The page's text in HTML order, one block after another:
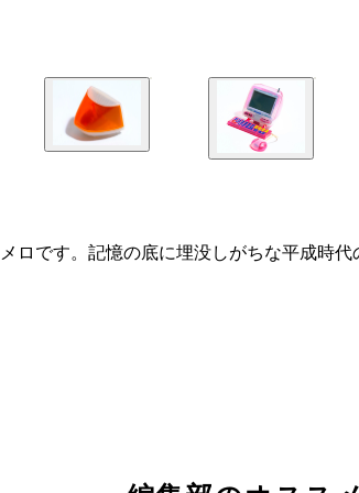
ロです。記憶の底に埋没しがちな平成時